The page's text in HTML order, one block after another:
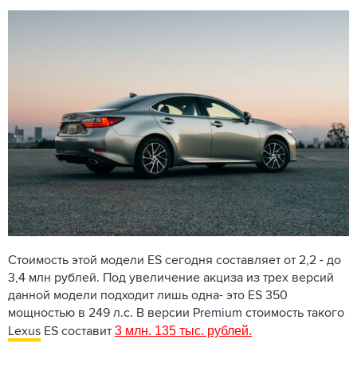
Стоимость этой модели ES сегодня составляет от 2,2 - до
3,4 млн рублей. Под увеличение акциза из трех версий
данной модели подходит лишь одна- это ES 350
мощностью в 249 л.с. В версии Premium стоимость такого
Lexus ES составит 3 млн. 135 тыс. рублей.